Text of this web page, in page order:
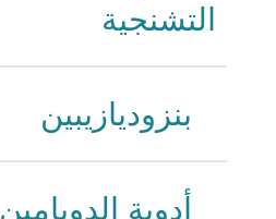
التشنجية
بنزوديازيبين
أدوية الدوبامين